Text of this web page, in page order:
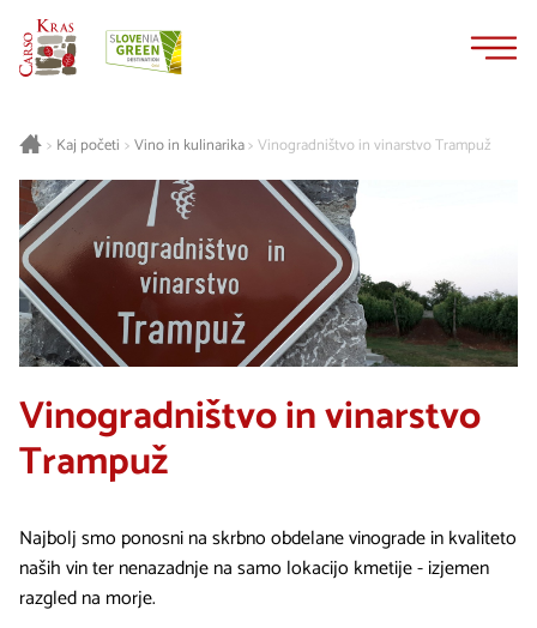
> Kaj početi > Vino in kulinarika>Vinogradništvo in vinarstvo Trampuž
Vinogradništvo in vinarstvo
Trampuž
Najbolj smo ponosni na skrbno obdelane vinograde in kvaliteto
naših vin ter nenazadnje na samo lokacijo kmetije - izjemen
razgled na morje.